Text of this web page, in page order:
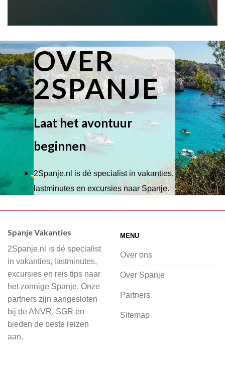
OVER
2SPANJE
Laat het avontuur
beginnen
2Spanje.nl is dé specialist in vakanties,
lastminutes en excursies naar Spanje.
Wij hebben een breed scala aan
of je nu wilt relaxen op het strand,
cultuur wilt ontdekken of avontuur zoekt
in de natuur.
Bij 2Spanje.nl begint de voorpret al
voordat je het vliegtuig instapt, door
inspiratie op te doen over dit zonnige
Spanje Vakanties
2Spanje.nl is dé specialist
in vakanties, lastminutes,
excursies en reis tips naar
het zonnige Spanje. Onze
partners zijn aangesloten
bij de ANVR, SGR en
bieden de beste reizen
aan.
MENU
Over ons
Over Spanje
Partners
Sitemap